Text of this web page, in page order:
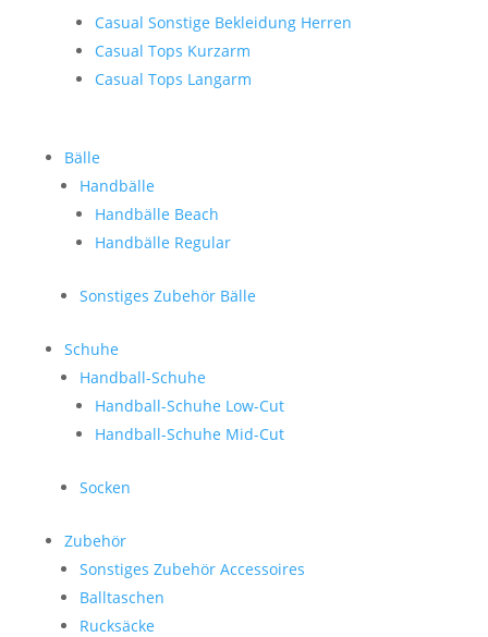
Casual Sonstige Bekleidung Herren
Casual Tops Kurzarm
Casual Tops Langarm
Bälle
Handbälle
Handbälle Beach
Handbälle Regular
Sonstiges Zubehör Bälle
Schuhe
Handball-Schuhe
Handball-Schuhe Low-Cut
Handball-Schuhe Mid-Cut
Socken
Zubehör
Sonstiges Zubehör Accessoires
Balltaschen
Rucksäcke